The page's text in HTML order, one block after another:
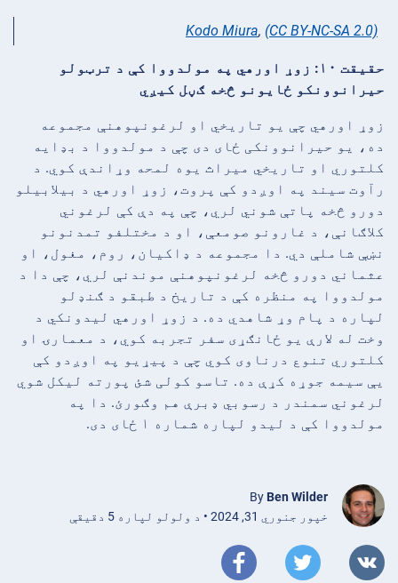
Kodo Miura, (CC BY-NC-SA 2.0)
حقیقت ۱۰: زوړ اورهي په مولدووا کې د ترټولو
حیرانوونکو ځایونو څخه ګڼل کیږي
زوړ اورهي چې یو تاریخي او لرغونپوهنې مجموعه
ده، یو حیرانوونکی ځای دی چې د مولدووا د بډایه
کلتوري او تاریخي میراث یوه لمحه وړاندې کوي. د
رآوت سیند په اوږدو کې پروت، زوړ اورهي د بیلابیلو
دورو څخه پاتې شوني لري، چې په دې کې لرغوني
کلاګانې، د غارونو صومعې، او د مختلفو تمدنونو
نښې شاملې دي. دا مجموعه د ډاکیان، روم، مغول، او
عثماني دورو څخه لرغونپوهنې موندنې لري، چې دا د
مولدووا په منظره کې د تاریخ د طبقو د ګنډلو
لپاره د پام وړ شاهدي ده. د زوړ اورهي لیدونکي د
وخت له لارې یو ځانګړی سفر تجربه کوي، د معمارۍ او
کلتوري تنوع درناوی کوي چې د پیړیو په اوږدو کې
یې سیمه جوړه کړې ده. تاسو کولی شئ پورته لیکل شوي
لرغوني سمندر د رسوبي ډبرې هم وګورئ. دا په
مولدووا کې د لیدو لپاره شماره ۱ ځای دی.
By Ben Wilder
خپور جنوري 31, 2024 • د ولولو لپاره 5 دقیقې